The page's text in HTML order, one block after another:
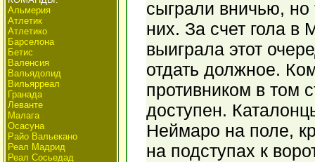
Альмерия
Атлетик
Атлетико
Барселона
Бетис
Валенсия
Вальядолид
Вильярреал
Гранада
Леванте
Малага
Осасуна
Райо Вальекано
Реал Мадрид
Реал Сосьедад
сыграли вничью, но
них. За счет гола
выиграла этот
отдать должное.
противником в том
доступен.
Неймаро на поле,
на подступах к